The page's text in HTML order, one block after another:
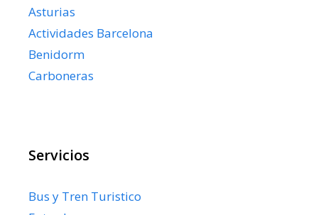
Asturias
Actividades Barcelona
Benidorm
Carboneras
Servicios
Bus y Tren Turistico